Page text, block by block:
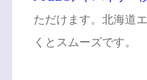
ただけます。北海道
くとスムーズです。